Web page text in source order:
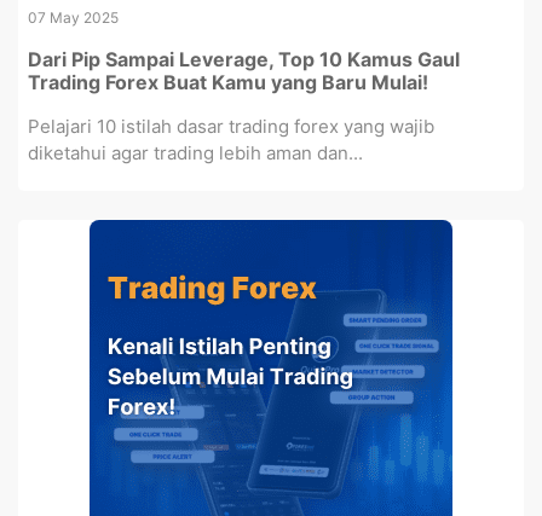
07 May 2025
Dari Pip Sampai Leverage, Top 10 Kamus Gaul
Trading Forex Buat Kamu yang Baru Mulai!
Pelajari 10 istilah dasar trading forex yang wajib
diketahui agar trading lebih aman dan...